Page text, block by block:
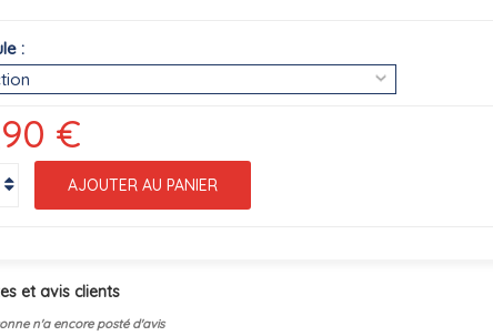
:
€
AJOUTER AU PANIER
et avis clients
n'a encore posté d'avis